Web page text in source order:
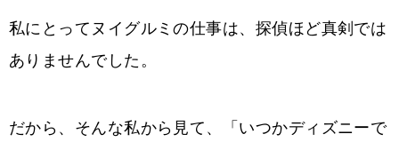
私にとってヌイグルミの仕事は、探偵ほど真剣では
ありませんでした。
だから、そんな私から見て、「いつかディズニーで